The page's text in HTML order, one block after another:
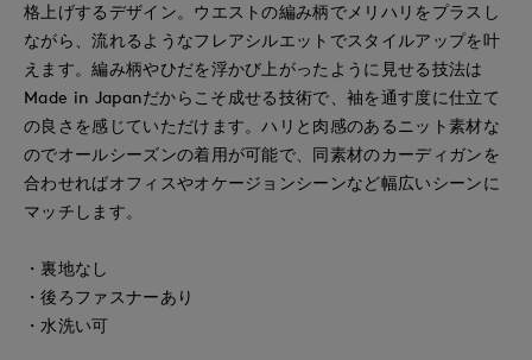
格上げするデザイン。ウエストの編み柄でメリハリをプラスし
ながら、流れるようなフレアシルエットでスタイルアップを叶
えます。編み柄やひだを浮かび上がったように見せる技法は
Made in Japanだからこそ成せる技術で、袖を通す度に仕立て
の良さを感じていただけます。ハリと肉感のあるニット素材な
のでオールシーズンの着用が可能で、同素材のカーディガンを
合わせればオフィスやオケージョンシーンなど幅広いシーンに
マッチします。
・裏地なし
・後ろファスナーあり
・水洗い可